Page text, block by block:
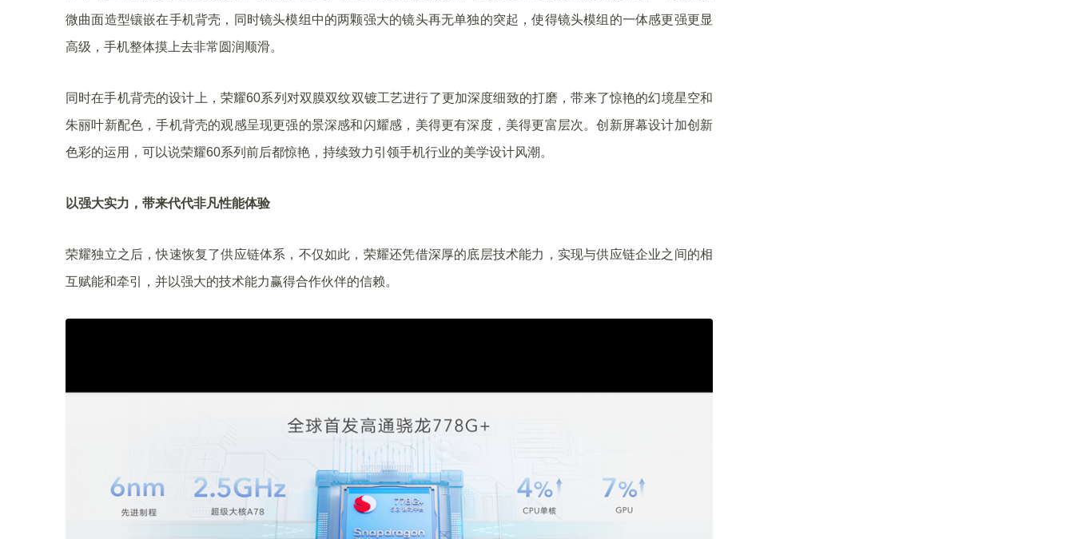
微曲面造型镶嵌在手机背壳，同时镜头模组中的两颗强大的镜头再无单独的突起，使得镜头模组的一体感更强更显
高级，手机整体摸上去非常圆润顺滑。
同时在手机背壳的设计上，荣耀60系列对双膜双纹双镀工艺进行了更加深度细致的打磨，带来了惊艳的幻境星空和
朱丽叶新配色，手机背壳的观感呈现更强的景深感和闪耀感，美得更有深度，美得更富层次。创新屏幕设计加创新
色彩的运用，可以说荣耀60系列前后都惊艳，持续致力引领手机行业的美学设计风潮。
以强大实力，带来代代非凡性能体验
荣耀独立之后，快速恢复了供应链体系，不仅如此，荣耀还凭借深厚的底层技术能力，实现与供应链企业之间的相
互赋能和牵引，并以强大的技术能力赢得合作伙伴的信赖。